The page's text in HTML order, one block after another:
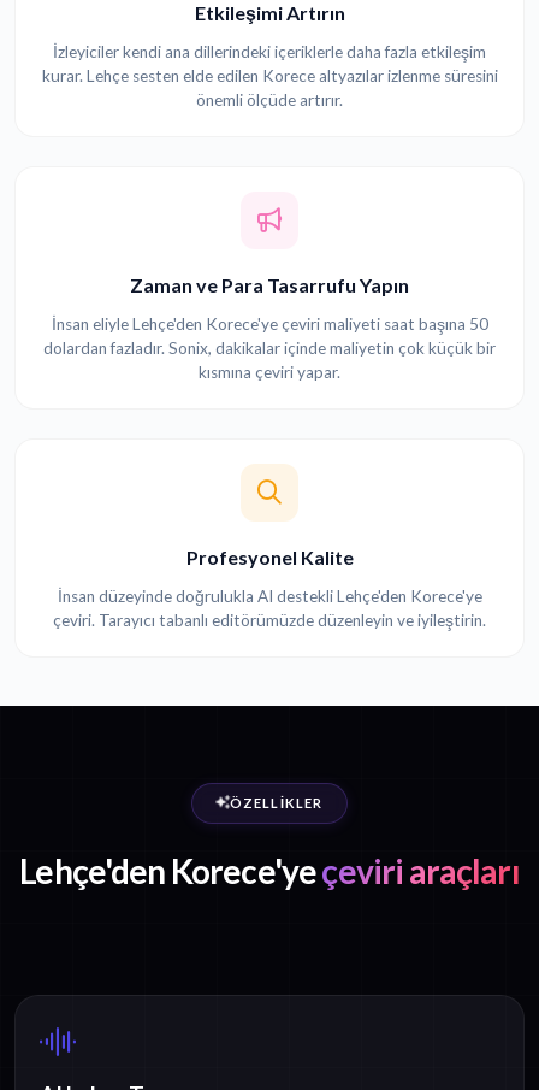
Etkileşimi Artırın
İzleyiciler kendi ana dillerindeki içeriklerle daha fazla etkileşim
kurar. Lehçe sesten elde edilen Korece altyazılar izlenme süresini
önemli ölçüde artırır.
Zaman ve Para Tasarrufu Yapın
İnsan eliyle Lehçe'den Korece'ye çeviri maliyeti saat başına 50
dolardan fazladır. Sonix, dakikalar içinde maliyetin çok küçük bir
kısmına çeviri yapar.
Profesyonel Kalite
İnsan düzeyinde doğrulukla AI destekli Lehçe'den Korece'ye
çeviri. Tarayıcı tabanlı editörümüzde düzenleyin ve iyileştirin.
ÖZELLIKLER
Lehçe'den Korece'yeçeviri araçları